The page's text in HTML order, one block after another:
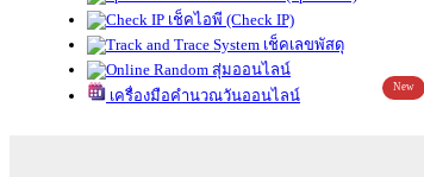
เช็คไอพี (Check IP)
เช็คเลขพัสดุ
สุ่มออนไลน์
เครื่องมือคำนวณวันออนไลน์
New